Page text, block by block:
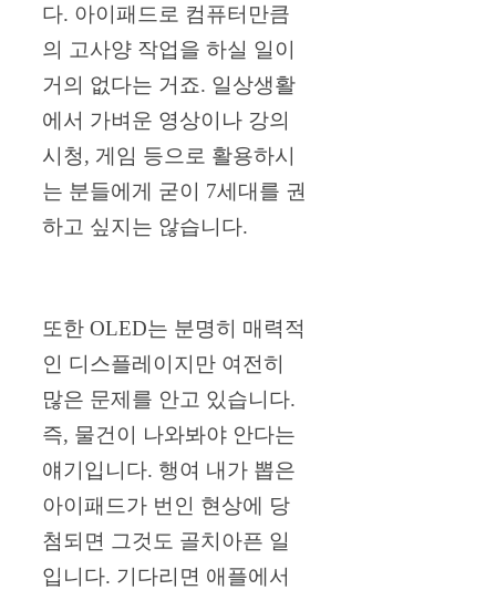
다. 아이패드로 컴퓨터만큼
의 고사양 작업을 하실 일이
거의 없다는 거죠. 일상생활
에서 가벼운 영상이나 강의
시청, 게임 등으로 활용하시
는 분들에게 굳이 7세대를 권
하고 싶지는 않습니다.
또한 OLED는 분명히 매력적
인 디스플레이지만 여전히
많은 문제를 안고 있습니다.
즉, 물건이 나와봐야 안다는
얘기입니다. 행여 내가 뽑은
아이패드가 번인 현상에 당
첨되면 그것도 골치아픈 일
입니다. 기다리면 애플에서